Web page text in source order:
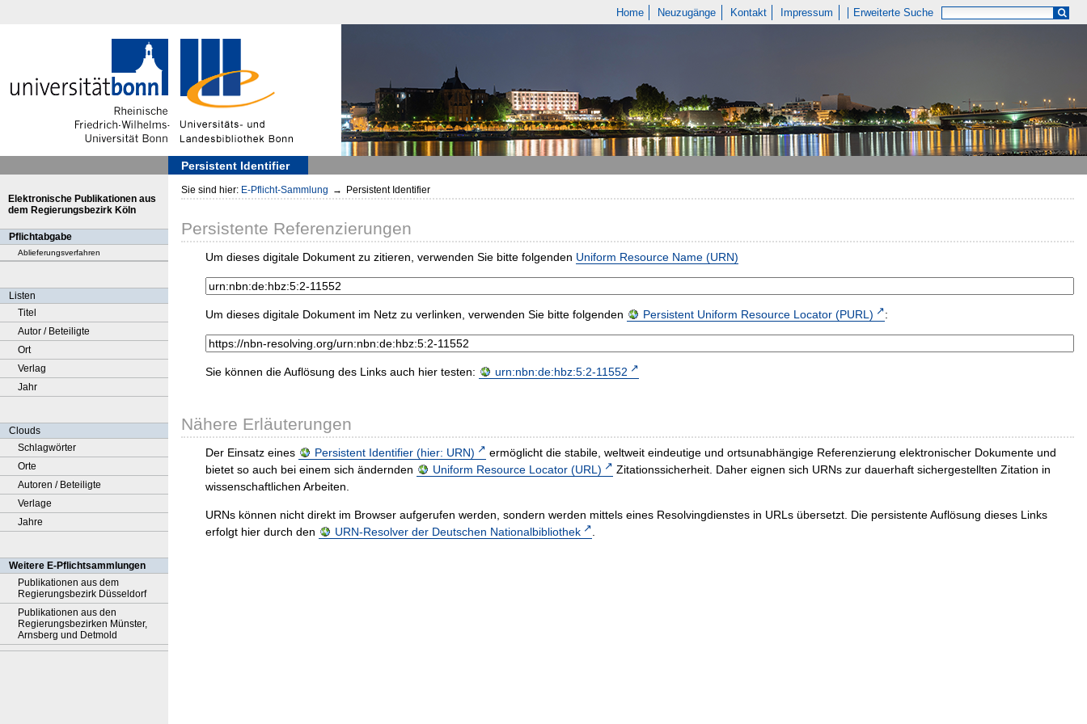
Home Neuzugänge Kontakt Impressum Erweiterte Suche
Persistent Identifier
Elektronische Publikationen aus
dem Regierungsbezirk Köln
Pflichtabgabe
Ablieferungsverfahren
Listen
Titel
Autor / Beteiligte
Ort
Verlag
Jahr
Clouds
Schlagwörter
Orte
Autoren / Beteiligte
Verlage
Jahre
Weitere E-Pflichtsammlungen
Publikationen aus dem
Regierungsbezirk Düsseldorf
Publikationen aus den
Regierungsbezirken Münster,
Arnsberg und Detmold
Sie sind hier: E-Pflicht-Sammlung → Persistent Identifier
Persistente Referenzierungen
Um dieses digitale Dokument zu zitieren, verwenden Sie bitte folgenden Uniform Resource Name (URN)
Um dieses digitale Dokument im Netz zu verlinken, verwenden Sie bitte folgenden Persistent Uniform Resource Locator (PURL) :
Sie können die Auflösung des Links auch hier testen: urn:nbn:de:hbz:5:2-11552
Nähere Erläuterungen
Der Einsatz eines Persistent Identifier (hier: URN)
ermöglicht die stabile, weltweit eindeutige und ortsunabhängige Referenzierung elektronischer Dokumente und
bietet so auch bei einem sich ändernden
Uniform Resource Locator (URL)
Zitationssicherheit. Daher eignen sich URNs zur dauerhaft sichergestellten Zitation in
wissenschaftlichen Arbeiten.
URNs können nicht direkt im Browser aufgerufen werden, sondern werden mittels eines Resolvingdienstes in URLs übersetzt. Die persistente Auflösung dieses Links
erfolgt hier durch den
URN-Resolver der Deutschen Nationalbibliothek .